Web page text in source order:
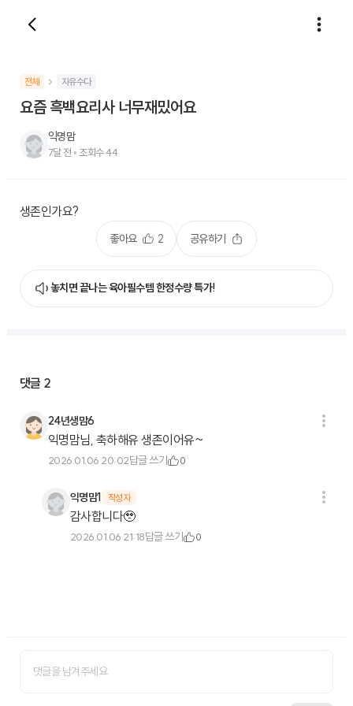
전체 자유수다
요즘 흑백요리사 너무재밌어요
익명맘
7달 전 • 조회수44
생존인가요?
좋아요 2 공유하기
놓치면 끝나는 육아필수템 한정수량 특가!
댓글 2
24년생맘6
익명맘님, 축하해유 생존이어유~
2026.01.06 20:02답글 쓰기 0
익명맘1 작성자
감사합니다🥹
2026.01.06 21:18답글 쓰기 0